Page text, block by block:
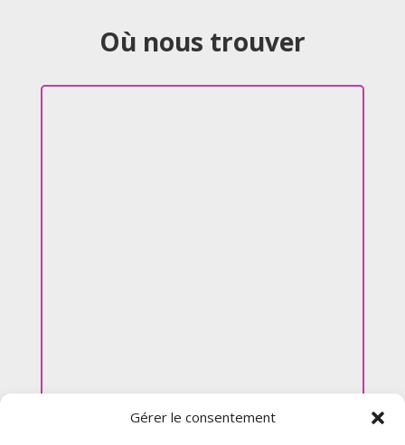
Gérer le consentement
Où nous trouver